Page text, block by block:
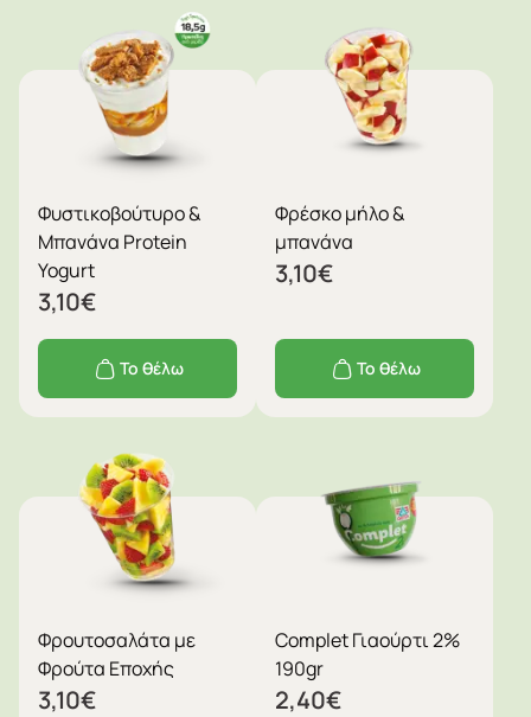
Φυστικοβούτυρο &
Μπανάνα Protein
Yogurt
3,10€
Το θέλω
Φρέσκο μήλο &
μπανάνα
3,10€
Το θέλω
Φρουτοσαλάτα με
Φρούτα Εποχής
3,10€
Complet Γιαούρτι 2%
190gr
2,40€